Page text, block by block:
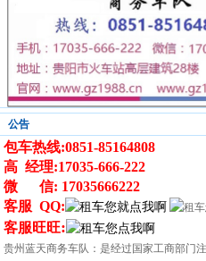
公告
包车热线:0851-85164808
高 经理:17035-666-222
微 信: 17035666222
客服 QQ:
客服旺旺:
贵州蓝天商务车队：是经过国家工商部门